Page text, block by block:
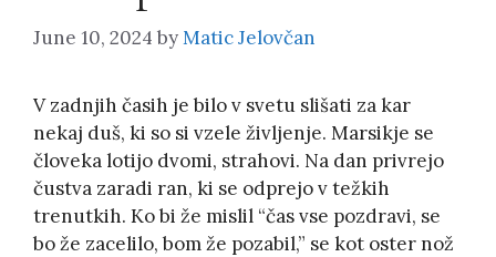
June 10, 2024 byMatic Jelovčan
V zadnjih časih je bilo v svetu slišati za kar
nekaj duš, ki so si vzele življenje. Marsikje se
človeka lotijo dvomi, strahovi. Na dan privrejo
čustva zaradi ran, ki se odprejo v težkih
trenutkih. Ko bi že mislil “čas vse pozdravi, se
bo že zacelilo, bom že pozabil,” se kot oster nož